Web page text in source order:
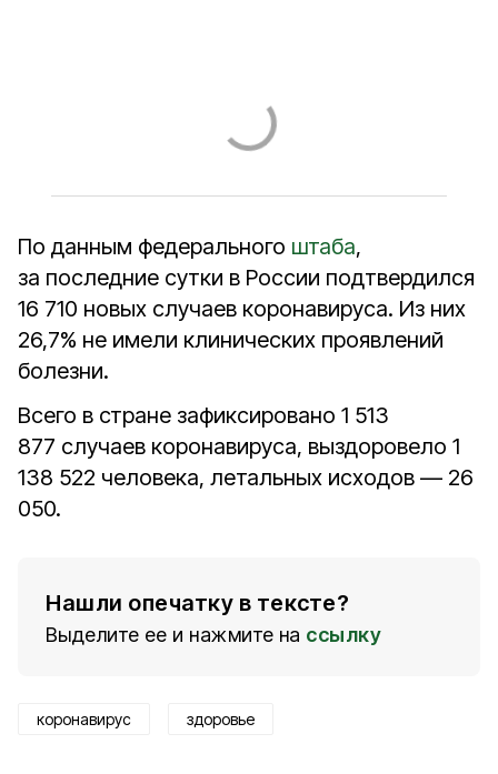
По данным федерального штаба,
за последние сутки в России подтвердился
16 710 новых случаев коронавируса. Из них
26,7% не имели клинических проявлений
болезни.
Всего в стране зафиксировано 1 513
877 случаев коронавируса, выздоровело 1
138 522 человека, летальных исходов — 26
050.
Нашли опечатку в тексте?
Выделите ее и нажмите на ссылку
коронавирус здоровье